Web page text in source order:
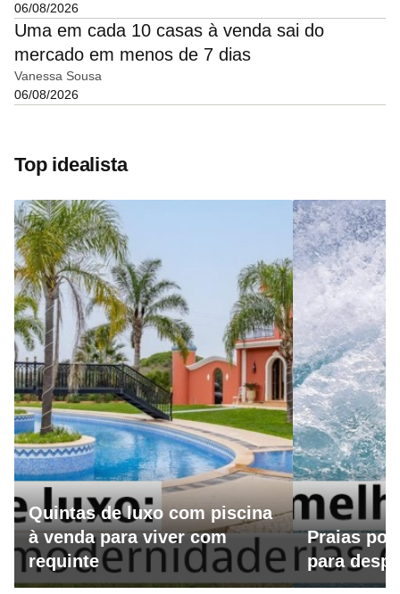
06/08/2026
Uma em cada 10 casas à venda sai do
mercado em menos de 7 dias
Vanessa Sousa
06/08/2026
Top idealista
Quintas de luxo com piscina
à venda para viver com
requinte
Praias
para